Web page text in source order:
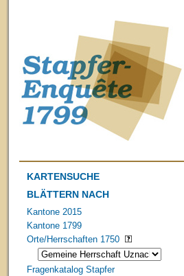
KARTENSUCHE
BLÄTTERN NACH
Kantone 2015
Kantone 1799
Orte/Herrschaften 1750
Fragenkatalog Stapfer